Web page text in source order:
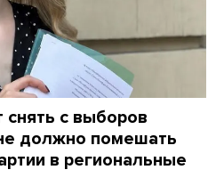
с выборов
должно помешать
в региональные